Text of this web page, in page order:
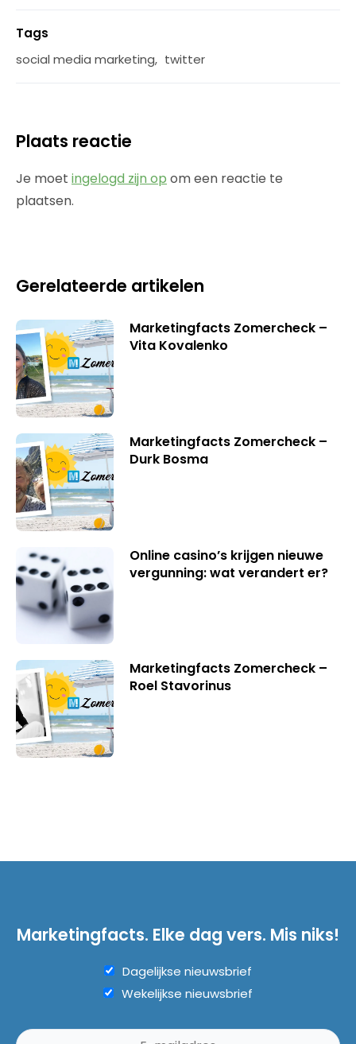
Tags
social media marketing, twitter
Plaats reactie
Je moet ingelogd zijn op om een reactie te
plaatsen.
Gerelateerde artikelen
Marketingfacts Zomercheck –
Vita Kovalenko
Marketingfacts Zomercheck –
Durk Bosma
Online casino’s krijgen nieuwe
vergunning: wat verandert er?
Marketingfacts Zomercheck –
Roel Stavorinus
Marketingfacts. Elke dag vers. Mis niks!
Dagelijkse nieuwsbrief
Wekelijkse nieuwsbrief